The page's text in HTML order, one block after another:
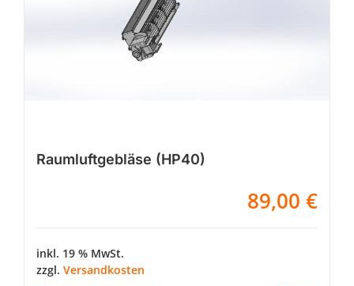
Raumluftgebläse (HP40)
89,00 €
inkl. 19 % MwSt.
zzgl. Versandkosten